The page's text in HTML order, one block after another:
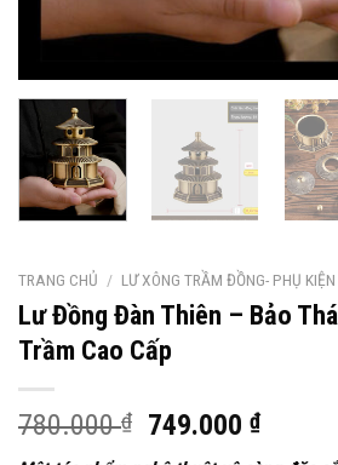
TRANG CHỦ / LƯ XÔNG TRẦM ĐỒNG- PHỤ
Lư Đồng Đàn Thiên – Bảo
Trầm Cao Cấp
780.000₫
Giá
gốc
749.000₫Giá
hiện